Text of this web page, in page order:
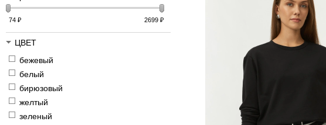
74 ₽ 2699₽
ЦВЕТ
бежевый
белый
бирюзовый
желтый
зеленый